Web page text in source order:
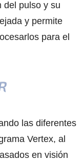
del pulso y su
y permite
para el
las diferentes
Vertex, al
en visión